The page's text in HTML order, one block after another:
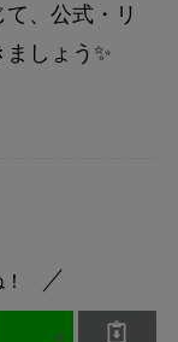
て、公式・リ
しょう✨